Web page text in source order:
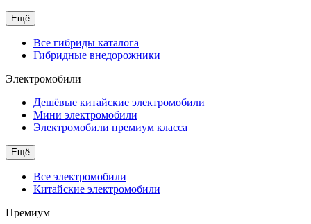
Ещё
Все гибриды каталога
Гибридные внедорожники
Электромобили
Дешёвые китайские электромобили
Мини электромобили
Электромобили премиум класса
Ещё
Все электромобили
Китайские электромобили
Премиум